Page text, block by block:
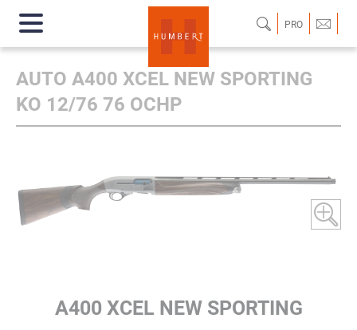
PRO
AUTO A400 XCEL NEW SPORTING
KO 12/76 76 OCHP
A400 XCEL NEW SPORTING